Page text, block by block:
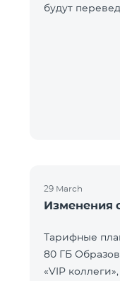
будут
29 March
Изменения
Тарифные
80 ГБ
«VIP